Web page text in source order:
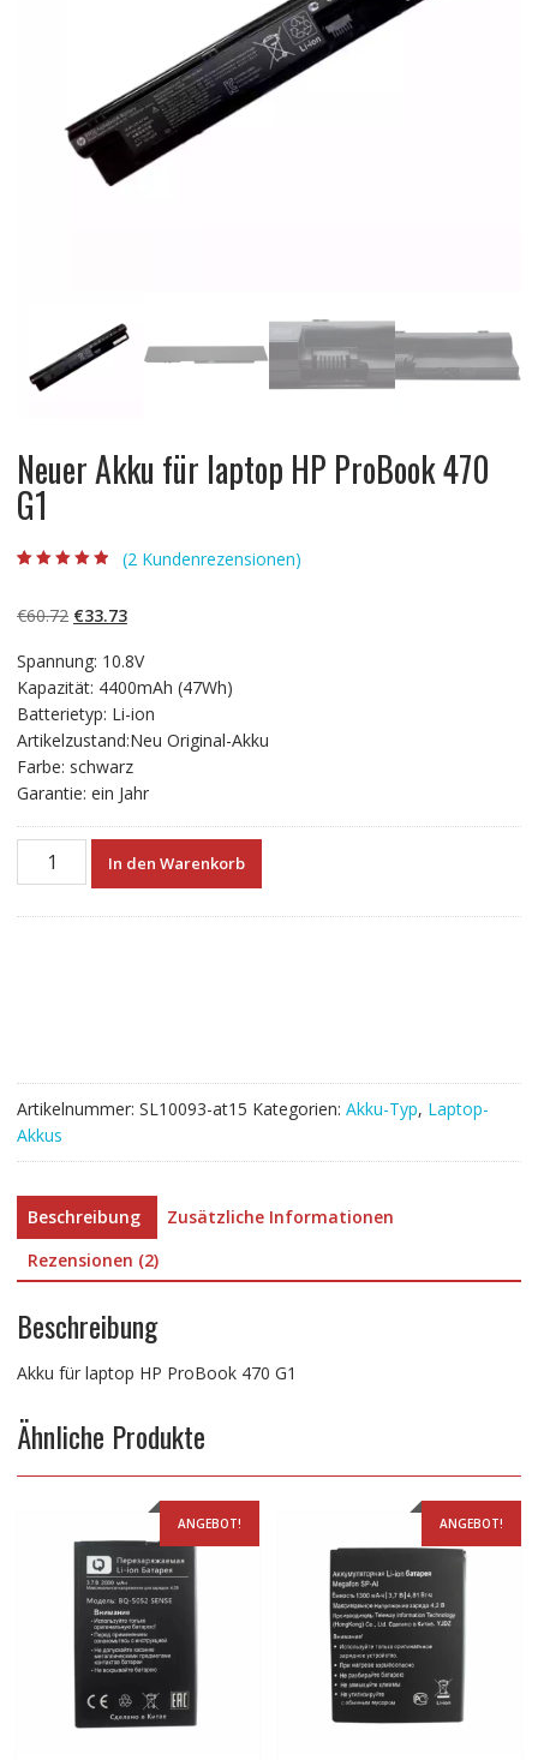
Neuer Akku für laptop HP ProBook 470
G1
basierend auf
Kundenbewert
(2 Kundenrezensionen)
€60.72 Ursprünglicher
war:
€60.72
€33.73Aktueller
ist:
€33.73.
Spannung: 10.8V
Kapazität: 4400mAh (47Wh)
Batterietyp: Li-ion
Artikelzustand:Neu Original-Akku
Farbe: schwarz
Garantie: ein Jahr
Neuer
In den Warenkorb
Artikelnummer: SL10093-at15 Kategorien: Akku-Typ, Laptop-
Akkus
Beschreibung
Zusätzliche Informationen
Rezensionen (2)
Beschreibung
Akku für laptop HP ProBook 470 G1
Ähnliche Produkte
ANGEBOT! ANGEBOT!